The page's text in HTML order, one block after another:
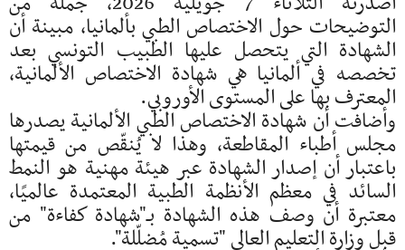
التوضيحات حول الاختصاص الطبي بألمانيا، مبينة أن
الشهادة التي يتحصل عليها الطبيب التونسي بعد
تخصصه في ألمانيا هي شهادة الاختصاص الألمانية،
المعترف بها على المستوى الأوروبي.
وأضافت أن شهادة الاختصاص الطبي الألمانية يصدرها
مجلس أطباء المقاطعة، وهذا لا يُنقّص من قيمتها
باعتبار أن إصدار الشهادة عبر هيئة مهنية هو النمط
السائد في معظم الأنظمة الطبية المعتمدة عالميًا،
معتبرة أن وصف هذه الشهادة بـ"شهادة كفاءة" من
قبل وزارة التعليم العالي "تسمية مُضلّلة".